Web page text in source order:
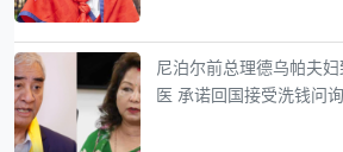
尼泊尔前总理德乌帕夫
医 承诺回国接受洗钱问询